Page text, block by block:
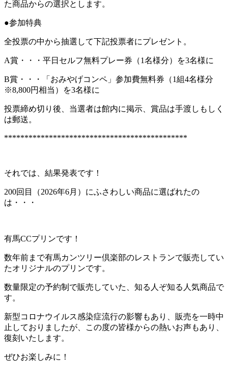
た商品からの選択とします。
●参加特典
全投票の中から抽選して下記投票者にプレゼント。
A賞・・・平日セルフ無料プレー券（1名様分）を3名様に
B賞・・・「おみやげコンペ」参加費無料券（1組4名様分
※8,800円相当）を3名様に
投票締め切り後、当選者は館内に掲示、賞品は手渡しもしく
は郵送。
*********************************************
それでは、結果発表です！
200回目（2026年6月）にふさわしい商品に選ばれたの
は・・・
有馬CCプリンです！
数年前まで有馬カンツリー倶楽部のレストランで販売してい
たオリジナルのプリンです。
数量限定の予約制で販売していた、知る人ぞ知る人気商品で
す。
新型コロナウイルス感染症流行の影響もあり、販売を一時中
止しておりましたが、この度の皆様からの熱いお声もあり、
復刻いたします。
ぜひお楽しみに！